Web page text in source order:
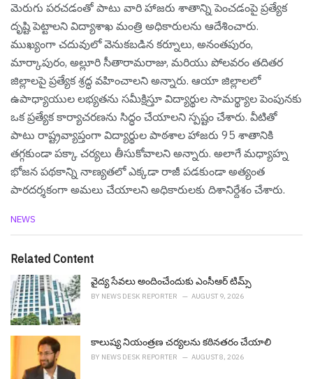
మెరుగు పరచడంతో పాటు వారి హాజరు శాతాన్ని పెంచడంపై ప్రత్యేక
దృష్టి పెట్టాలని విద్యాశాఖ మంత్రి అధికారులను ఆదేశించారు.
ముఖ్యంగా చదువులో వెనుకబడిన కర్నూలు, అనంతపురం,
మార్కాపురం, అల్లూరి సీతారామరాజు, మరియు పోలవరం తదితర
జిల్లాలపై ప్రత్యేక శ్రద్ధ వహించాలని అన్నారు. ఆయా జిల్లాలలో
ఉపాధ్యాయుల లభ్యతను సమీక్షిస్తూ విద్యార్థుల సామర్థ్యాల పెంపునకు
ఒక ప్రత్యేక కార్యాచరణను సిద్ధం చేయాలని స్పష్టం చేశారు. వీటితో
పాటు రాష్ట్రవ్యాప్తంగా విద్యార్థుల పాఠశాల హాజరు 95 శాతానికి
తగ్గకుండా పక్కా చర్యలు తీసుకోవాలని అన్నారు. అలాగే మధ్యాహ్న
భోజన పథకాన్ని నాణ్యతలో ఎక్కడా రాజీ పడకుండా అత్యంత
పారదర్శకంగా అమలు చేయాలని అధికారులకు దిశానిర్దేశం చేశారు.
C
e
o
r
i
e
NEWS
Related Content
వైద్య సేవ‌లు అందించేందుకు ఎంసీఆర్ టిమ్స్
BY NEWS DESK REPORTER AUGUST 9, 2026
కాలుష్య నియంత్రణ చర్యలను కఠినతరం చేయాలి
BY NEWS DESK REPORTER AUGUST 8, 2026